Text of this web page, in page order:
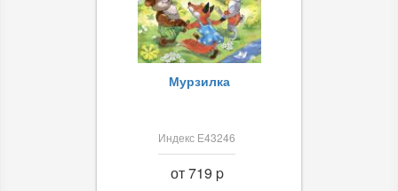
Мурзилка
Индекс Е43246
от 719 p